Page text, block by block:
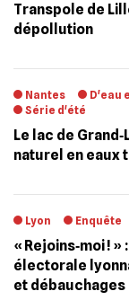
Transpole de
dépollution
Nantes
D'eau
Série d'été
Le lac de
naturel en eaux
Lyon Enquête
« Rejoins‐moi !
électorale
et débauchages